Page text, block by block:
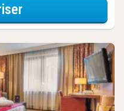
för Middagspaket